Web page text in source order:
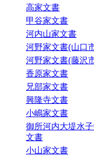
高家文書
甲谷家文書
河内山家文書
河野家文書(山口
河野家文書(藤沢
香原家文書
兄部家文書
興隆寺文書
小嶋家文書
御所河内大堤水
文書
小山家文書